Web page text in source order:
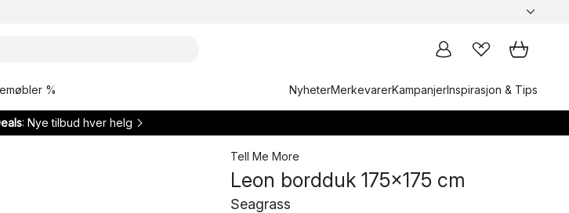
% NyheterMerkevarerKampanjerInspirasjon & Tips
: Nye tilbud hver helg
Tell Me More
Leon bordduk 175x175 cm
Seagrass